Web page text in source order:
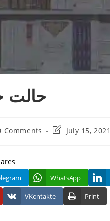
حالت
Comments
PostJuly 15, 2021
WhatsApp
VKontakte Print